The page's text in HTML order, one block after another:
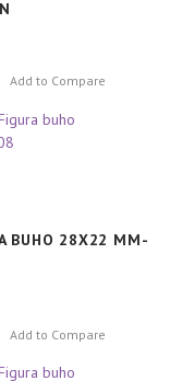
Add to Compare
BUHO 28X22 MM-
Add to Compare